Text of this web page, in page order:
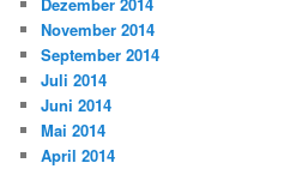
November 2014
September 2014
Juli 2014
Juni 2014
Mai 2014
April 2014